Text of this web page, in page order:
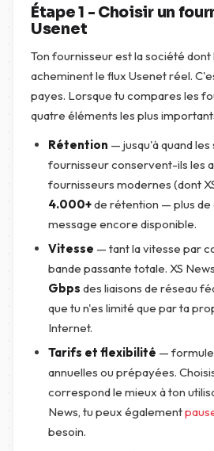
Étape 1 - Choisir un
Usenet
Ton fournisseur est la société
acheminent le flux Usenet réel.
payes. Lorsque tu compares les
quatre éléments les plus
Rétention — jusqu'à quand
fournisseur conservent-ils les
fournisseurs modernes (dont
4.000+de rétention — plus de
message encore disponible.
Vitesse — tant la vitesse par
bande passante totale. XS
Gbps des liaisons de réseau
que tu n'es limité que par ta
Internet.
Tarifs et flexibilité —
annuelles ou prépayées.
correspond le mieux à ton
News, tu peux également
besoin.